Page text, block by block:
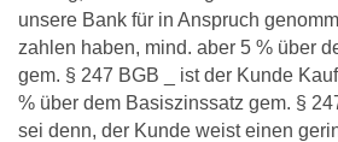
unsere Bank für in Anspruch
zahlen haben, mind. aber 5 % über
gem. § 247 BGB _ ist der Kunde
% über dem Basiszinssatz gem. §
sei denn, der Kunde weist einen